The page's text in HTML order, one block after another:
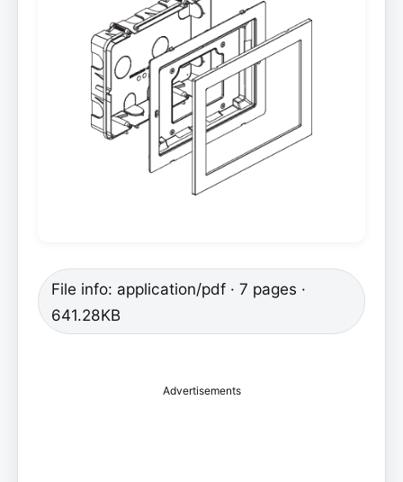
File info: application/pdf · 7 pages ·
641.28KB
Advertisements